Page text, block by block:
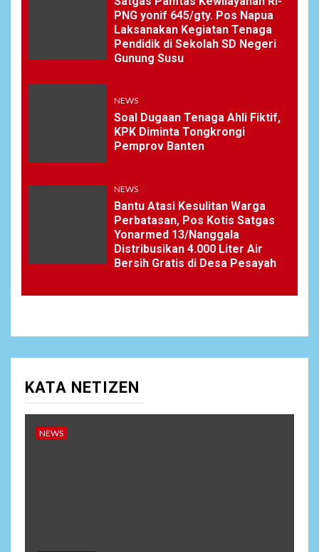
PNG yonif 645/gty. Pos Napua
Laksanakan Kegiatan Tenaga
Pendidik di Sekolah SD Negeri
Gunung Susu
NEWS
Soal Dugaan Tenaga Ahli Fiktif,
KPK Diminta Tongkrongi
Pemprov Banten
NEWS
Bantu Atasi Kesulitan Warga
Perbatasan, Pos Kotis Satgas
Yonarmed 13/Nanggala
Distribusikan 4.000 Liter Air
Bersih Gratis di Desa Pesayah
KATA NETIZEN
NEWS